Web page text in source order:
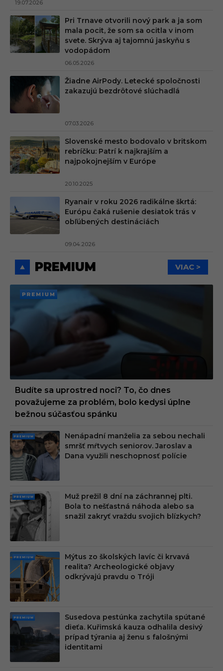
19.07.2026
Pri Trnave otvorili nový park a ja som
mala pocit, že som sa ocitla v inom
svete. Skrýva aj tajomnú jaskyňu s
vodopádom
06.05.2026
Žiadne AirPody. Letecké spoločnosti
zakazujú bezdrôtové slúchadlá
07.03.2026
Slovenské mesto bodovalo v britskom
rebríčku: Patrí k najkrajším a
najpokojnejším v Európe
20.10.2025
Ryanair v roku 2026 radikálne škrtá:
Európu čaká rušenie desiatok trás v
obľúbených destináciách
09.04.2026
PREMIUM VIAC >
PREMI
UM
Budíte sa uprostred noci? To, čo dnes
považujeme za problém, bolo kedysi úplne
bežnou súčasťou spánku
PRE
MIU
M
Nenápadní manželia za sebou nechali
smršť mŕtvych seniorov. Jaroslav a
Dana využili neschopnosť polície
PRE
MIU
M
Muž prežil 8 dní na záchrannej plti.
Bola to nešťastná náhoda alebo sa
snažil zakryť vraždu svojich blízkych?
PRE
MIU
M
Mýtus zo školských lavíc či krvavá
realita? Archeologické objavy
odkrývajú pravdu o Tróji
PRE
MIU
Susedova pestúnka zachytila spútané
dieťa. Kuřimská kauza odhalila desivý
prípad týrania aj ženu s falošnými
identitami